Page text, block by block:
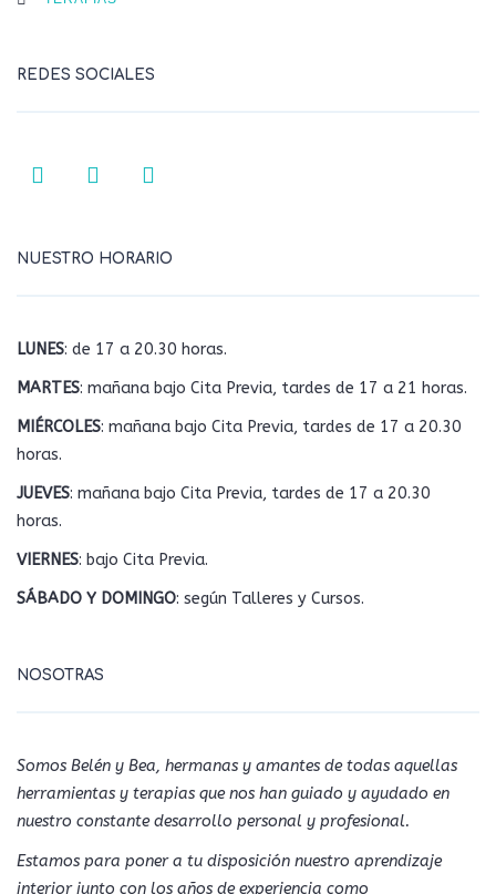
REDES SOCIALES
NUESTRO HORARIO
LUNES: de 17 a 20.30 horas.
MARTES: mañana bajo Cita Previa, tardes de 17 a 21 horas.
MIÉRCOLES: mañana bajo Cita Previa, tardes de 17 a 20.30
horas.
JUEVES: mañana bajo Cita Previa, tardes de 17 a 20.30
horas.
VIERNES: bajo Cita Previa.
SÁBADO Y DOMINGO: según Talleres y Cursos.
NOSOTRAS
Somos Belén y Bea, hermanas y amantes de todas aquellas
herramientas y terapias que nos han guiado y ayudado en
nuestro constante desarrollo personal y profesional.
Estamos para poner a tu disposición nuestro aprendizaje
interior junto con los años de experiencia como